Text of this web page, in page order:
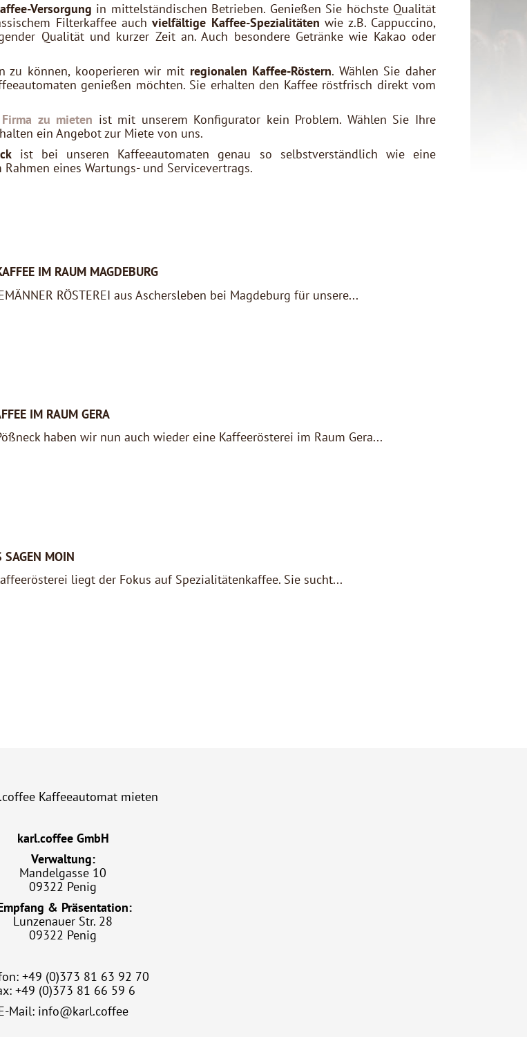
Versorgung in mittelständischen Betrieben. Genießen Sie höchste Qualität
Filterkaffee auchvielfältige Kaffee-Spezialitäten wie z.B. Cappuccino,
Qualität und kurzer Zeit an. Auch besondere Getränke wie Kakao oder
zu können, kooperieren wir mit regionalen Kaffee-Röstern. Wählen Sie daher
genießen möchten. Sie erhalten den Kaffee röstfrisch direkt vom
zu mieten ist mit unserem Konfigurator kein Problem. Wählen Sie Ihre
ein Angebot zur Miete von uns.
ist bei unseren Kaffeeautomaten genau so selbstverständlich wie eine
eines Wartungs- und Servicevertrags.
IM RAUM MAGDEBURG
RÖSTEREI aus Aschersleben bei Magdeburg für unsere...
IM RAUM GERA
haben wir nun auch wieder eine Kaffeerösterei im Raum Gera...
SAGEN MOIN
liegt der Fokus auf Spezialitätenkaffee. Sie sucht...
karl.coffee GmbH
Verwaltung:
Mandelgasse 10
09322 Penig
& Präsentation:
Lunzenauer Str. 28
09322 Penig
+49 (0)373 81 63 92 70
+49 (0)373 81 66 59 6
Mail: info@karl.coffee